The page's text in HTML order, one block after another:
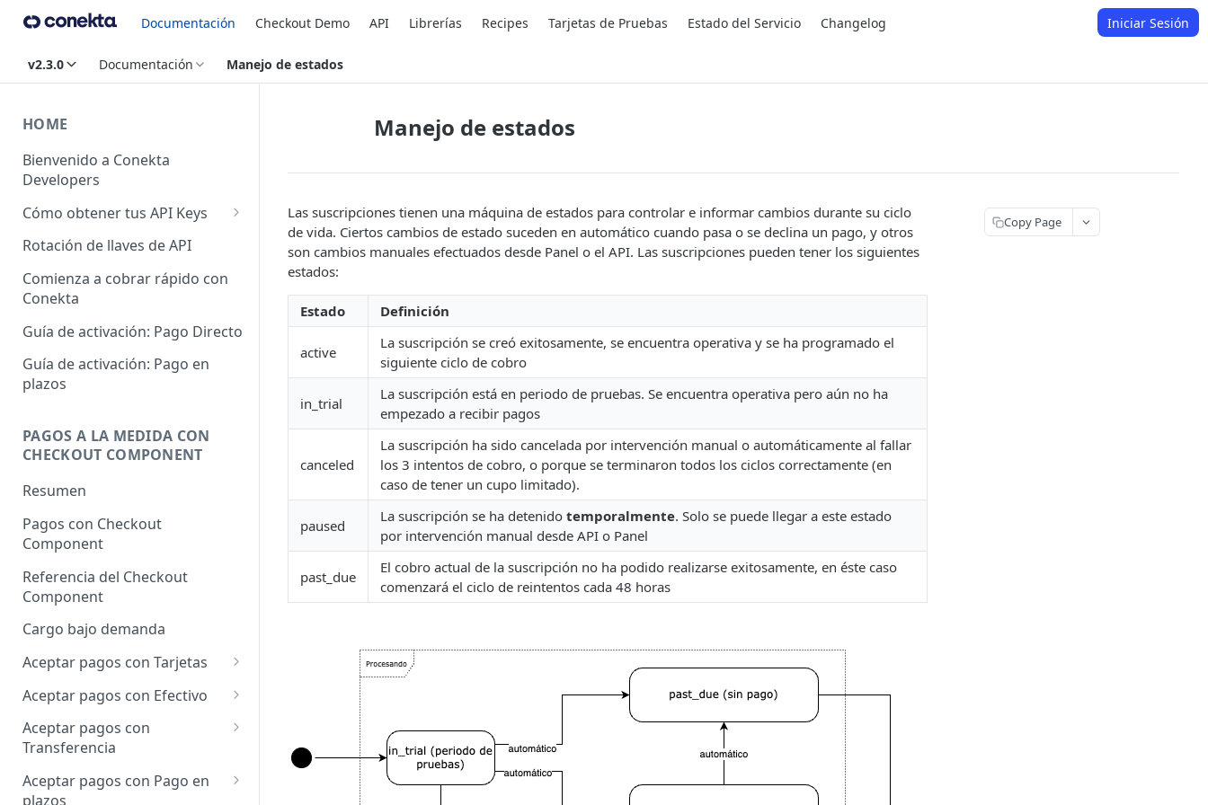
Documentación Checkout Demo API Librerías Recipes Tarjetas de Pruebas Estado del Servicio Changelog Iniciar Sesión
v2.3.0 Documentación Manejo de estados
HOME
Bienvenido a Conekta
Developers
Cómo obtener tus API Keys
API Keys Producción
API Keys Pruebas
API Keys otros Negocios
Rotación de llaves de API
Comienza a cobrar rápido con
Conekta
Guía de activación: Pago Directo
Guía de activación: Pago en
plazos
PAGOS A LA MEDIDA CON
CHECKOUT COMPONENT
Resumen
Pagos con Checkout
Component
Referencia del Checkout
Component
Cargo bajo demanda
Aceptar pagos con Tarjetas
Pagos con Tarjeta
Apple Pay
Verificación de dominios
Google Pay
Cargo a Meses Sin Intereses
Aceptar pagos con Efectivo
Cargo único
Aceptar pagos con
Transferencia
Cargo único
Aceptar pagos con Pago en
plazos
Manejo de estados
Las suscripciones tienen una máquina de estados para controlar e informar cambios durante su ciclo
de vida. Ciertos cambios de estado suceden en automático cuando pasa o se declina un pago, y otros
son cambios manuales efectuados desde Panel o el API. Las suscripciones pueden tener los siguientes
estados:
Estado Definición
active
La suscripción se creó exitosamente, se encuentra operativa y se ha programado el
siguiente ciclo de cobro
in_trial
La suscripción está en periodo de pruebas. Se encuentra operativa pero aún no ha
empezado a recibir pagos
canceled
La suscripción ha sido cancelada por intervención manual o automáticamente al fallar
los 3 intentos de cobro, o porque se terminaron todos los ciclos correctamente (en
caso de tener un cupo limitado).
paused
La suscripción se ha detenido temporalmente. Solo se puede llegar a este estado
por intervención manual desde API o Panel
past_due
El cobro actual de la suscripción no ha podido realizarse exitosamente, en éste caso
comenzará el ciclo de reintentos cada 48 horas
Copy Page